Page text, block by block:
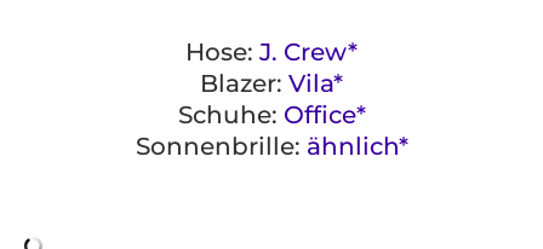
Hose: J. Crew*
Blazer: Vila*
Schuhe: Office*
Sonnenbrille: ähnlich*